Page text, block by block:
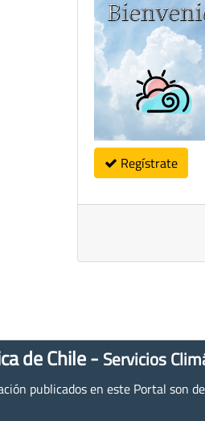
Regístrate
de Chile - Servicios
publicados en este Portal son